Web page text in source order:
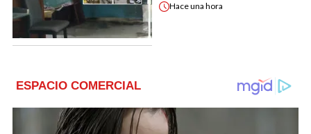
Haceuna hora